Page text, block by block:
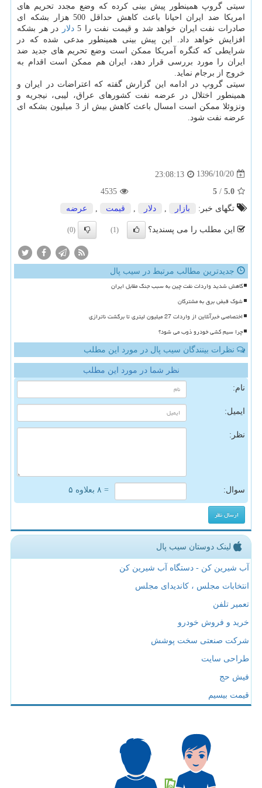
سیتی گروپ همینطور پیش بینی كرده كه وضع مجدد تحریم های
امریكا ضد ایران احیانا باعث كاهش حداقل 500 هزار بشكه ای
صادرات نفت ایران خواهد شد و قیمت نفت را 5
دلار
در هر بشكه
افزایش خواهد داد. این پیش بینی همینطور مدعی شده كه در
شرایطی كه كنگره آمریكا ممكن است وضع تحریم های جدید ضد
ایران را مورد بررسی قرار دهد، ایران هم ممكن است اقدام به
خروج از برجام نماید.
سیتی گروپ در ادامه این گزارش گفته كه اعتراضات در ایران و
همینطور اختلال در عرضه نفت كشورهای عراق، لیبی، نیجریه و
ونزوئلا ممكن است امسال باعث كاهش بیش از 3 میلیون بشكه ای
عرضه نفت شود.
1396/10/20
23:08:13
5.0
/
5
4535
تگهای خبر:
بازار دلار قیمت عرضه
این مطلب را می پسندید؟ (1)
(0)
جدیدترین مطالب مرتبط در سیب پال
کاهش شدید واردات نفت چین به سبب جنگ مقابل ایران
شوک قبض برق به مشترکان
اختصاصی خبرآنلاین از واردات 27 میلیون لیتری تا برگشت ناترازی
چرا سیم کشی خودرو ذوب می شود؟
نظرات بینندگان سیب پال در مورد این مطلب
نظر شما در مورد این مطلب
نام:
ایمیل:
نظر:
سوال: = ۸ بعلاوه ۵
لینک دوستان سیب پال
آب شیرین کن - دستگاه آب شیرین کن
انتخابات مجلس ، کاندیدای مجلس
تعمیر تلفن
خرید و فروش خودرو
شرکت صنعتی سخت پوشش
طراحی سایت
فیش حج
قیمت بیسیم